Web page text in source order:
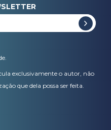
.
exclusivamente o autor, não
que dela possa ser feita.